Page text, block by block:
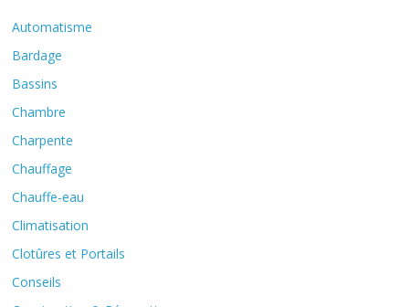
Automatisme
Bardage
Bassins
Chambre
Charpente
Chauffage
Chauffe-eau
Climatisation
Clotûres et Portails
Conseils